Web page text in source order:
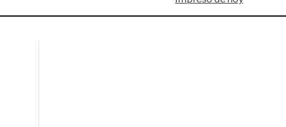
i
a